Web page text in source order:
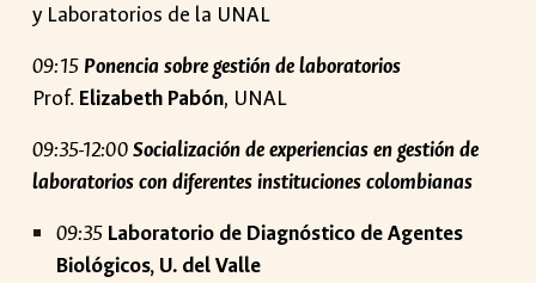
y Laboratorios de la UNAL
09:15 Ponencia sobre gestión de laboratorios
Prof. Elizabeth Pabón, UNAL
09:35-12:00Socialización de experiencias en gestión de
laboratorios con diferentes instituciones colombianas
09:35 Laboratorio de Diagnóstico de Agentes
Biológicos, U. del Valle